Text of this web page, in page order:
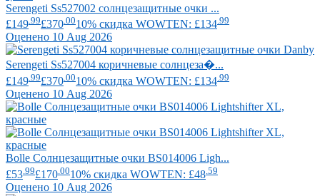
Serengeti Ss527002 солнцезащитные очки ...
£149 .99£370 .0010% скидка WOWTEN: £134 .99
Оценено 10 Aug 2026
Serengeti Ss527004 коричневые солнцеза�...
£149.99£370.0010% скидка WOWTEN: £134.99
Оценено 10 Aug 2026
Bolle Солнцезащитные очки BS014006 Ligh...
£53 .99£170 .0010% скидка WOWTEN: £48 .59
Оценено 10 Aug 2026